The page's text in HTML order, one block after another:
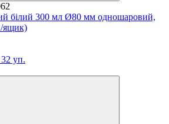
білий 300 мл Ø80 мм одношаровий,
ящик)
32 уп.